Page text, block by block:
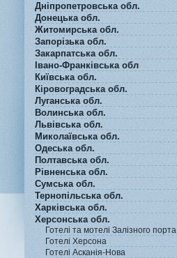
Дніпропетровська обл.
Донецька обл.
Житомирська обл.
Запорізька обл.
Закарпатська обл.
Івано-Франківська обл
Київська обл.
Кіровоградська обл.
Луганська обл.
Волинська обл.
Львівська обл.
Миколаївська обл.
Одеська обл.
Полтавська обл.
Рівненська обл.
Сумська обл.
Тернопільська обл.
Харківська обл.
Херсонська обл.
Готелі та мотелі Залізного порта
Готелі Херсона
Готелі Асканія-Нова